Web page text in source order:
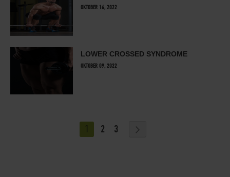
OKTOBER 16, 2022
LOWER CROSSED SYNDROME
OKTOBER 09, 2022
SIDAYOU'RE CURRENTLY READING PAGE
1 SIDA
2 SIDA
3